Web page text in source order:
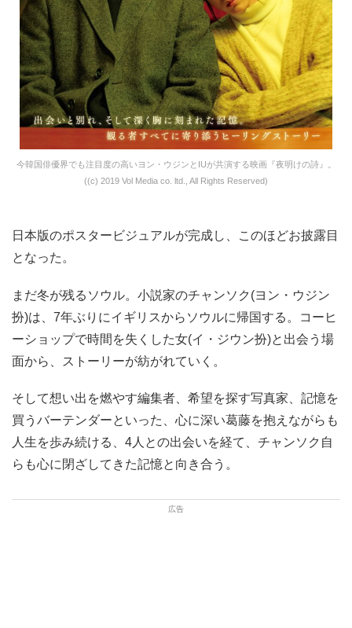
今韓国俳優界でも注目度の高いヨン・ウジンとIUが共演する映画『夜明けの詩』。
((c) 2019 Vol Media co. ltd., All Rights Reserved)
日本版のポスタービジュアルが完成し、このほどお披露目
となった。
まだ冬が残るソウル。小説家のチャンソク(ヨン・ウジン
扮)は、7年ぶりにイギリスからソウルに帰国する。コーヒ
ーショップで時間を失くした女(イ・ジウン扮)と出会う場
面から、ストーリーが紡がれていく。
そして想い出を燃やす編集者、希望を探す写真家、記憶を
買うバーテンダーといった、心に深い葛藤を抱えながらも
人生を歩み続ける、4人との出会いを経て、チャンソク自
らも心に閉ざしてきた記憶と向き合う。